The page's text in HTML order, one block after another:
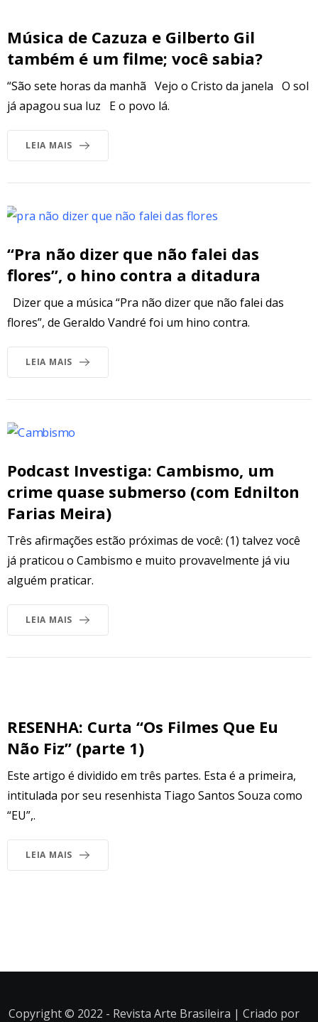
Música de Cazuza e Gilberto Gil
também é um filme; você sabia?
“São sete horas da manhã Vejo o Cristo da janela O sol
já apagou sua luz E o povo lá.
LEIA MAIS
“Pra não dizer que não falei das
flores”, o hino contra a ditadura
Dizer que a música “Pra não dizer que não falei das
flores”, de Geraldo Vandré foi um hino contra.
LEIA MAIS
Podcast Investiga: Cambismo, um
crime quase submerso (com Ednilton
Farias Meira)
Três afirmações estão próximas de você: (1) talvez você
já praticou o Cambismo e muito provavelmente já viu
alguém praticar.
LEIA MAIS
RESENHA: Curta “Os Filmes Que Eu
Não Fiz” (parte 1)
Este artigo é dividido em três partes. Esta é a primeira,
intitulada por seu resenhista Tiago Santos Souza como
“EU”,.
LEIA MAIS
Copyright © 2022 - Revista Arte Brasileira | Criado por